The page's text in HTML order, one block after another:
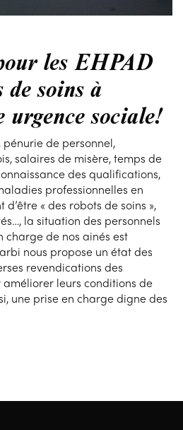
les EHPAD
de soins à
sociale!
de personnel,
salaires de misère, temps de
des qualifications,
professionnelles en
« des robots de soins »,
la situation des personnels
charge de nos ainés est
nous propose un état des
revendications des
leurs conditions de
une prise en charge digne des